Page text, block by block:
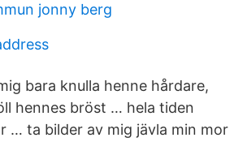
jonny berg
bara knulla henne hårdare,
hennes bröst … hela tiden
… ta bilder av mig jävla min mor